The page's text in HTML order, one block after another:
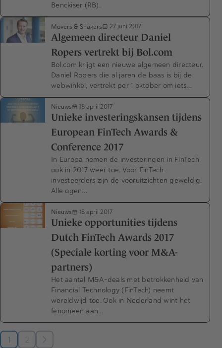
Benckiser (RB).
Movers & Shakers 27 juni 2017
Algemeen directeur Daniel
Ropers vertrekt bij Bol.com
Bol.com krijgt een nieuwe algemeen directeur.
Daniel Ropers die al jaren de baas is bij de
webwinkel, vertrekt per 1 oktober om iets…
Nieuws 18 april 2017
Unieke investeringskansen tijdens
European FinTech Awards &
Conference 2017
In Europa nemen de investeringen in FinTech
ook in 2017 weer toe. Voor FinTech-
investeerders zijn de vooruitzichten geweldig.
Alle ogen…
Nieuws 18 april 2017
Unieke opportunities tijdens
Dutch FinTech Awards 2017
(Speciale korting voor M&A-
partners)
Het aantal M&A-deals met betrokkenheid van
Financial Technology (FinTech) neemt
wereldwijd toe. Ook in Nederland wint het
fenomeen aan…
1 2